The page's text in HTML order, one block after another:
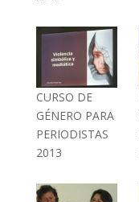
CURSO DE
GÉNERO PARA
PERIODISTAS
2013